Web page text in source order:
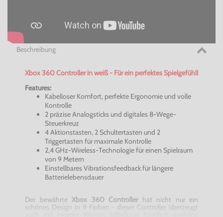
Beschreibung
Xbox 360 Controller in weiß - Für ein perfektes Spielgefühl!
Features:
Kabelloser Komfort, perfekte Ergonomie und volle
Kontrolle
2 präzise Analogsticks und digitales 8-Wege-
Steuerkreuz
4 Aktionstasten, 2 Schultertasten und 2
Triggertasten für maximale Kontrolle
2,4 GHz-Wireless-Technologie für einen Spielraum
von 9 Metern
Einstellbares Vibrationsfeedback für längere
Batterielebensdauer
Der bewährte Xbox 360 Controllerhat nicht nur ein
schönes Design in 9 Farben - dieser Controller überzeugt